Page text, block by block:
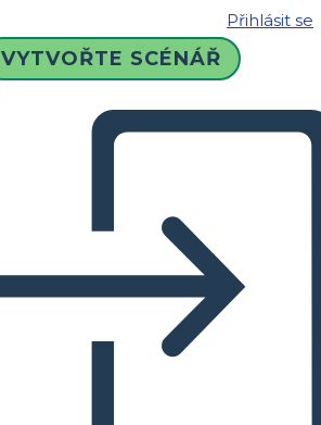
Přihlásit se
VYTVOŘTE SCÉNÁŘ